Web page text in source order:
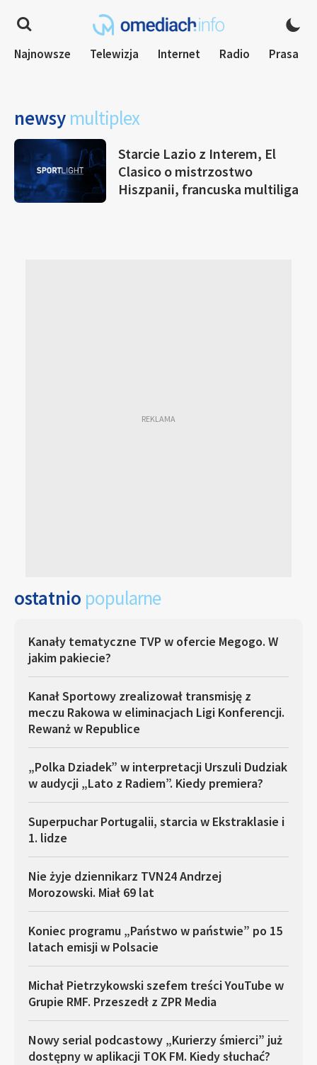
Najnowsze Telewizja Internet Radio Prasa
newsy multiplex
Starcie Lazio z Interem, El
Clasico o mistrzostwo
Hiszpanii, francuska multiliga
ostatnio popularne
Kanały tematyczne TVP w ofercie Megogo. W
jakim pakiecie?
Kanał Sportowy zrealizował transmisję z
meczu Rakowa w eliminacjach Ligi Konferencji.
Rewanż w Republice
„Polka Dziadek” w interpretacji Urszuli Dudziak
w audycji „Lato z Radiem”. Kiedy premiera?
Superpuchar Portugalii, starcia w Ekstraklasie i
1. lidze
Nie żyje dziennikarz TVN24 Andrzej
Morozowski. Miał 69 lat
Koniec programu „Państwo w państwie” po 15
latach emisji w Polsacie
Michał Pietrzykowski szefem treści YouTube w
Grupie RMF. Przeszedł z ZPR Media
Nowy serial podcastowy „Kurierzy śmierci” już
dostępny w aplikacji TOK FM. Kiedy słuchać?